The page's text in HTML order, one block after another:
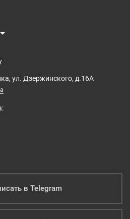
ул. Дзержинского, д.16А
в Telegram